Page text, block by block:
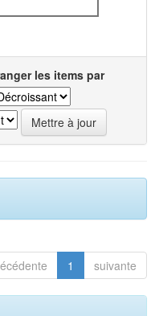
les items par
1 suivante